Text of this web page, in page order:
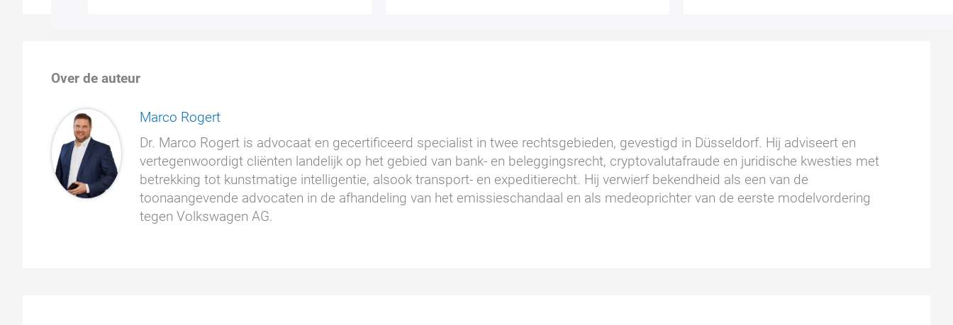
Over de auteur
Marco Rogert
Dr. Marco Rogert is advocaat en gecertificeerd specialist in twee rechtsgebieden, gevestigd in Düsseldorf. Hij adviseert en
vertegenwoordigt cliënten landelijk op het gebied van bank- en beleggingsrecht, cryptovalutafraude en juridische kwesties met
betrekking tot kunstmatige intelligentie, alsook transport- en expeditierecht. Hij verwierf bekendheid als een van de
toonaangevende advocaten in de afhandeling van het emissieschandaal en als medeoprichter van de eerste modelvordering
tegen Volkswagen AG.